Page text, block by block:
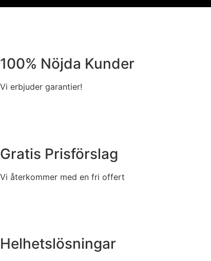
100% Nöjda Kunder
Vi erbjuder garantier!
Gratis Prisförslag
Vi återkommer med en fri offert
Helhetslösningar